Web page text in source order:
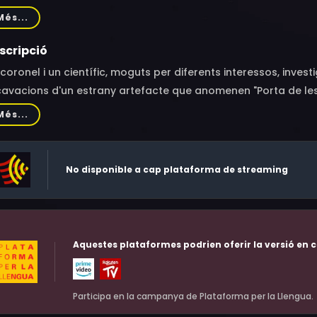
Hounsou, Carlos Lauchu, Leon Rippy, French Stewart,
Frank Welker, Rae Allen, Richard Kind, Jack Moore, Steve
Hoffman, John Storey, Lee Taylor-Allan, George Gray, Kelly
Danziger, Christopher West, Robert Ackerman, Kairon
coronel i un científic, moguts per diferents interessos,
d'un estrany artefacte que anomenen "Porta de
travessen la Porta i són transportats a un
No disponible a cap plataforma de streaming
Aquestes plataformes podrien oferir la versió en
Participa en la campanya de Plataforma per la Llengua.